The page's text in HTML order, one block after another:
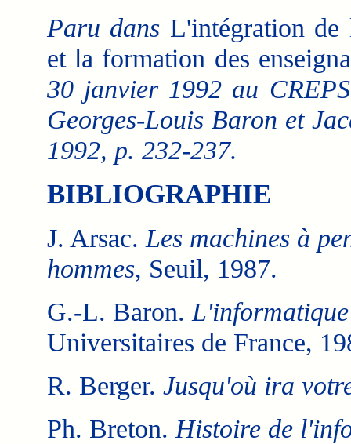
Paru dans L'intégration de
et la formation des
30 janvier 1992 au
Georges-Louis Baron et
1992, p. 232-237.
BIBLIOGRAPHIE
J. Arsac. Les machines à
hommes, Seuil, 1987.
G.-L. Baron.
Universitaires de France,
R. Berger. Jusqu'où ira
Ph. Breton. Histoire de